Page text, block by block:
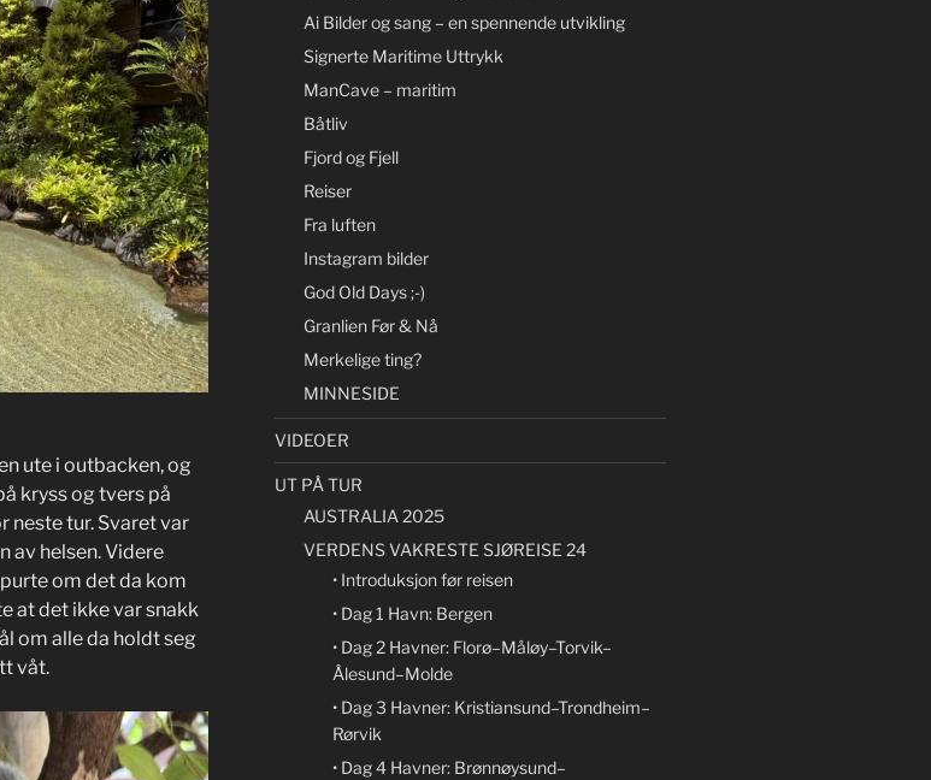
ute i outbacken, og
kryss og tvers på
neste tur. Svaret var
av helsen. Videre
om det da kom
at det ikke var snakk
om alle da holdt seg
våt.
Ai Bilder og sang – en spennende utvikling
Signerte Maritime Uttrykk
ManCave – maritim
Båtliv
Fjord og Fjell
Reiser
Fra luften
Instagram bilder
God Old Days ;-)
Granlien Før & Nå
Merkelige ting?
MINNESIDE
VIDEOER
UT PÅ TUR
AUSTRALIA 2025
VERDENS VAKRESTE SJØREISE 24
• Introduksjon før reisen
• Dag 1 Havn: Bergen
• Dag 2 Havner: Florø–Måløy–Torvik–
Ålesund–Molde
• Dag 3 Havner: Kristiansund–Trondheim–
Rørvik
• Dag 4 Havner: Brønnøysund–